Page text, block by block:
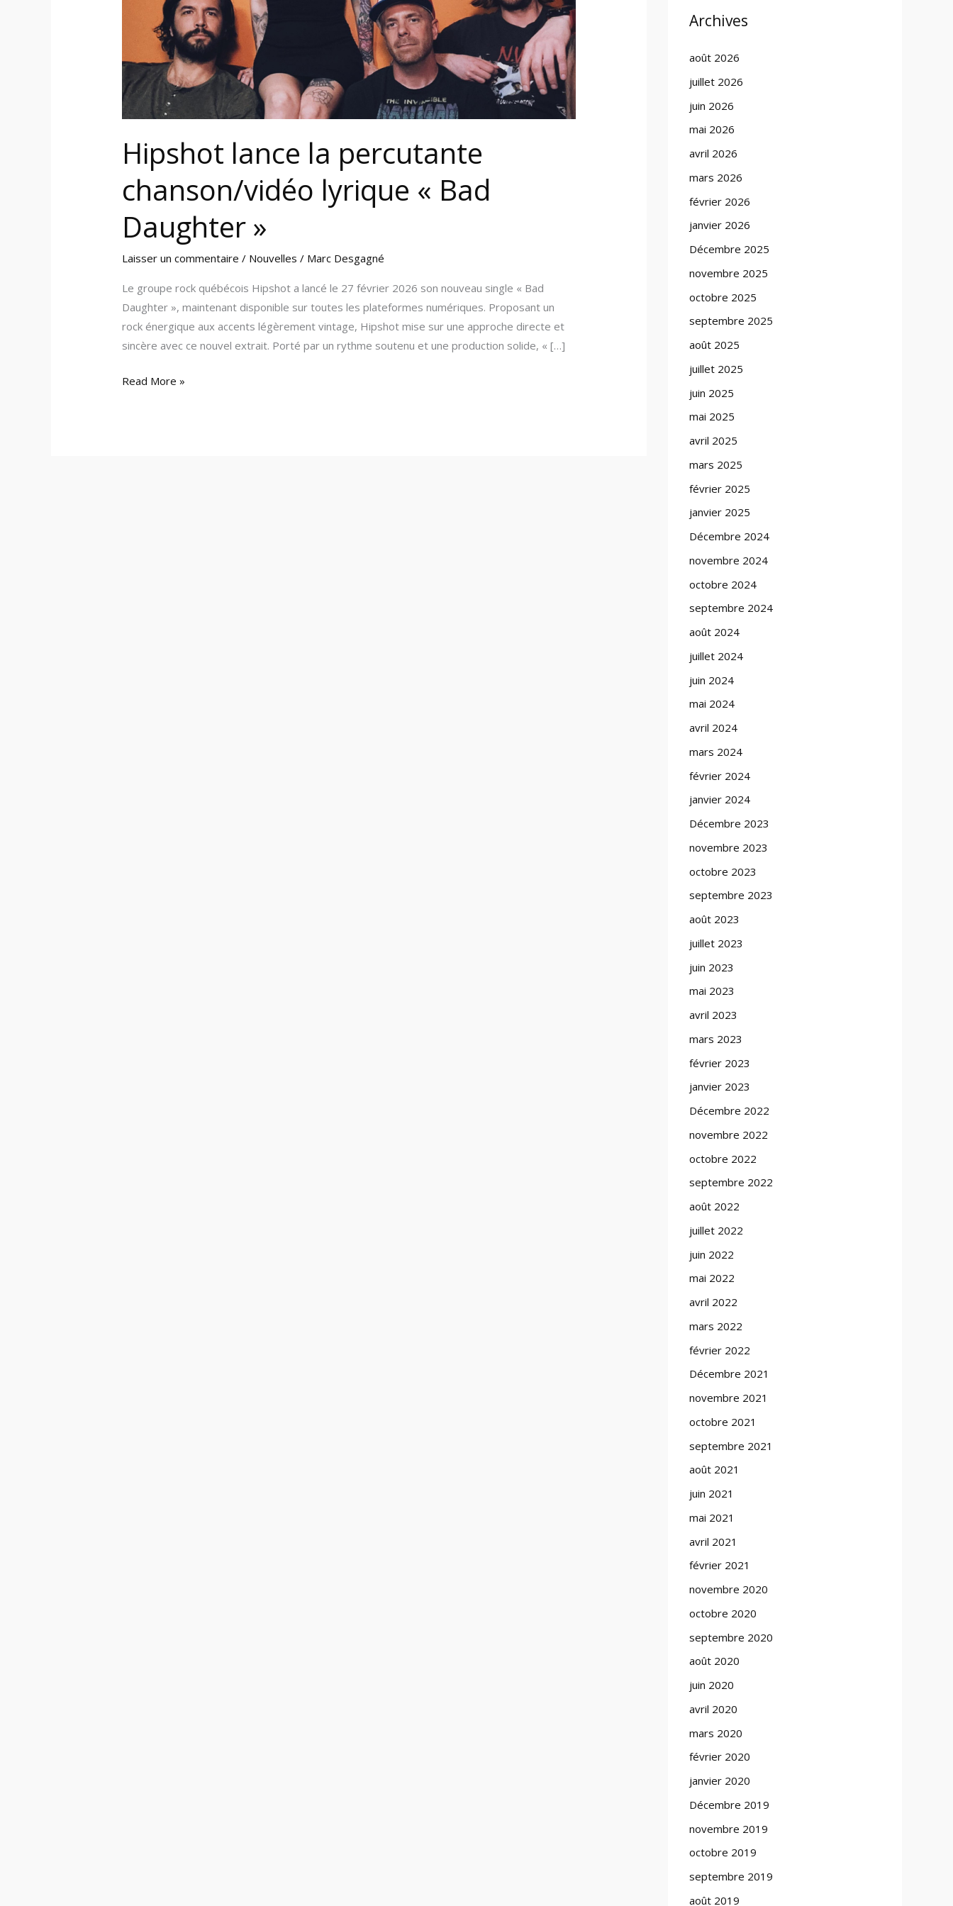
Hipshot lance la percutante
chanson/vidéo lyrique « Bad
Daughter »
Laisser un commentaire / Nouvelles / Marc Desgagné
Le groupe rock québécois Hipshot a lancé le 27 février 2026 son nouveau single « Bad
Daughter », maintenant disponible sur toutes les plateformes numériques. Proposant un
rock énergique aux accents légèrement vintage, Hipshot mise sur une approche directe et
sincère avec ce nouvel extrait. Porté par un rythme soutenu et une production solide, « […]
Daughter
Read More »
Archives
août 2026
juillet 2026
juin 2026
mai 2026
avril 2026
mars 2026
février 2026
janvier 2026
Décembre 2025
novembre 2025
octobre 2025
septembre 2025
août 2025
juillet 2025
juin 2025
mai 2025
avril 2025
mars 2025
février 2025
janvier 2025
Décembre 2024
novembre 2024
octobre 2024
septembre 2024
août 2024
juillet 2024
juin 2024
mai 2024
avril 2024
mars 2024
février 2024
janvier 2024
Décembre 2023
novembre 2023
octobre 2023
septembre 2023
août 2023
juillet 2023
juin 2023
mai 2023
avril 2023
mars 2023
février 2023
janvier 2023
Décembre 2022
novembre 2022
octobre 2022
septembre 2022
août 2022
juillet 2022
juin 2022
mai 2022
avril 2022
mars 2022
février 2022
Décembre 2021
novembre 2021
octobre 2021
septembre 2021
août 2021
juin 2021
mai 2021
avril 2021
février 2021
novembre 2020
octobre 2020
septembre 2020
août 2020
juin 2020
avril 2020
mars 2020
février 2020
janvier 2020
Décembre 2019
novembre 2019
octobre 2019
septembre 2019
août 2019